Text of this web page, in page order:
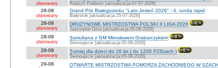
planowany Radzyń Podlaski [aktualizacja:07-07-2026]
28-08
planowany
Grand Prix Białegostoku "Lato-Jesień 2026" - 4. runda rapid
Białystok [aktualizacja:25-07-2026]
28-08
planowany
DRUŻYNOWE MISTRZOSTWA POLSKI II LIGA 2026
Jastrzębie Góra [aktualizacja:05-08-2026]
28-08
planowany
Symultana z GM Mirosławem Grabarczykiem
Świnoujście [aktualizacja:05-08-2026]
28-08
planowany
Turniej dla dzieci do 16 lat ( do 1200 PZSzach )
Świnoujście [aktualizacja:05-08-2026]
29-08 OTWARTE MISTRZOSTWA POMORZA ZACHODNIEGO W